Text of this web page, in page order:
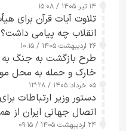
۱۴ تیر ۱۴۰۵ / ۱۵:۰۸
تلاوت آیات قرآن برای
انقلاب چه پیامی داشت؟
۲۶ اردیبهشت ۱۴۰۵ / ۱۰:۱۵
طرح‌ بازگشت به جنگ به
خارک و حمله به محل
۰۵ خرداد ۱۴۰۵ / ۱۳:۲۸
دستور وزیر ارتباطات
اتصال جهانی ایران از
کامل مردم تا ۲۴ ساعت آینده
۲۴ اردیبهشت ۱۴۰۵ / ۰۹:۱۵